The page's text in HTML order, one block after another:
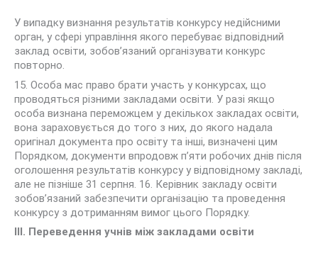
У випадку визнання результатів конкурсу недійсними
орган, у сфері управління якого перебуває відповідний
заклад освіти, зобов’язаний організувати конкурс
повторно.
15. Особа мас право брати участь у конкурсах, що
проводяться різними закладами освіти. У разі якщо
особа визнана переможцем у декількох закладах освіти,
вона зараховується до того з них, до якого надала
оригінал документа про освіту та інші, визначені цим
Порядком, документи впродовж п’яти робочих днів після
оголошення результатів конкурсу у відповідному закладі,
але не пізніше 31 серпня. 16. Керівник закладу освіти
зобов’язаний забезпечити організацію та проведення
конкурсу з дотриманням вимог цього Порядку.
III. Переведення учнів між закладами освіти